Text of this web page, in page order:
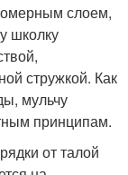
слоем,
школку
стружкой. Как
мульчу
принципам.
от талой